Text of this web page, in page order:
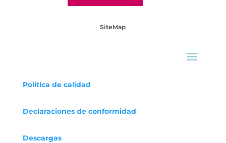
SiteMap
Política de calidad
Declaracionesde conformidad
Descargas